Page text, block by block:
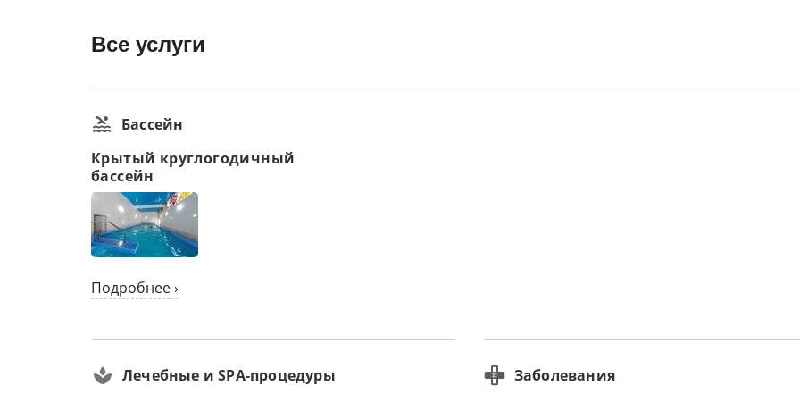
Все услуги
Бассейн
Крытый круглогодичный
бассейн
Подробнее ›
Лечебные и SPA-процедуры
Заболевания